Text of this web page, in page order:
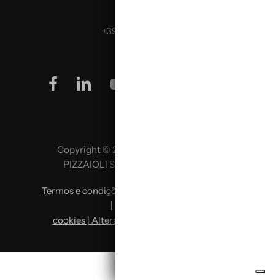
+39 0499624665
facebook
linkedinyoutube
Copyright © 2026 SCUOLA ITALIANA
PIZZAIOLI SRL P. IVA 02957980341
Termos e condições
cookies | Alterar preferências de cookies